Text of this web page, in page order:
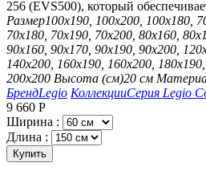
256 (EVS500), который
Размер100х190, 100х200, 100х180,
70х180, 70х190, 70х200, 80х160,
90х160, 90х170, 90х190, 90х200,
140х200, 160х190, 160х200,
200х200 Высота (см)20 см
БрендLegio КоллекцииСерия Legio
9 660 Р
Ширина :
Длина :
Купить